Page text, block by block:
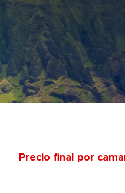
Precio final por